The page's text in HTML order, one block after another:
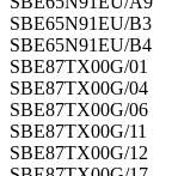
SBE65N91EU/B3
SBE65N91EU/B4
SBE87TX00G/01
SBE87TX00G/04
SBE87TX00G/06
SBE87TX00G/11
SBE87TX00G/12